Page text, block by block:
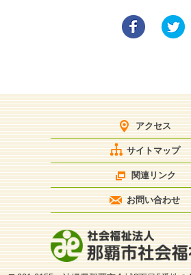
アクセス
サイトマップ
関連リンク
お問い合わせ